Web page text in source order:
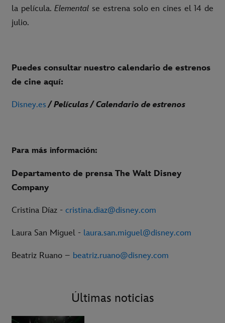
la película.Elemental se estrena solo en cines el 14 de
julio.
Puedes consultar nuestro calendario de estrenos
de cine aquí:
Disney.es / Películas / Calendario de estrenos
Para más información:
Departamento de prensa The Walt Disney
Company
Cristina Díaz - cristina.diaz@disney.com
Laura San Miguel - laura.san.miguel@disney.com
Beatriz Ruano – beatriz.ruano@disney.com
Últimas noticias